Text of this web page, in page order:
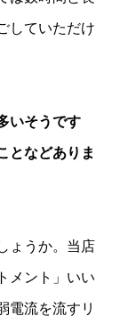
していただけ
いそうです
となどありま
ょうか。当店
メント」いい
電流を流すリ